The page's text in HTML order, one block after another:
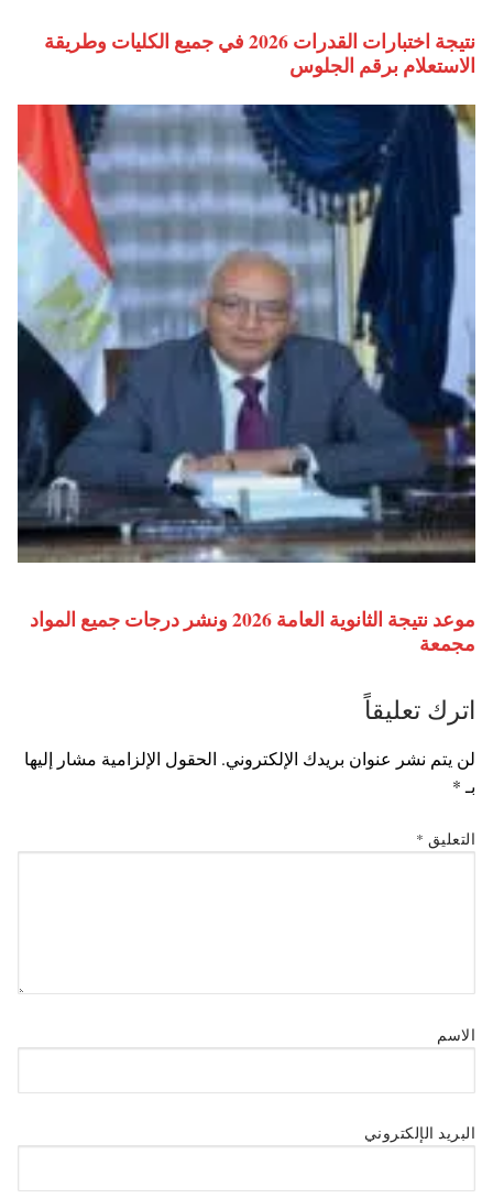
نتيجة اختبارات القدرات 2026 في جميع الكليات وطريقة
الاستعلام برقم الجلوس
موعد نتيجة الثانوية العامة 2026 ونشر درجات جميع المواد
مجمعة
اترك تعليقاً
لن يتم نشر عنوان بريدك الإلكتروني. الحقول الإلزامية مشار إليها
بـ *
التعليق *
الاسم
البريد الإلكتروني